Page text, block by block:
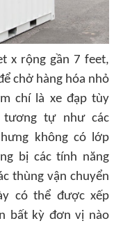
x rộng gần 7 feet,
chở hàng hóa nhỏ
chí là xe đạp tùy
tương tự như các
không có lớp
bị các tính năng
thùng vận chuyển
có thể được xếp
bất kỳ đơn vị nào